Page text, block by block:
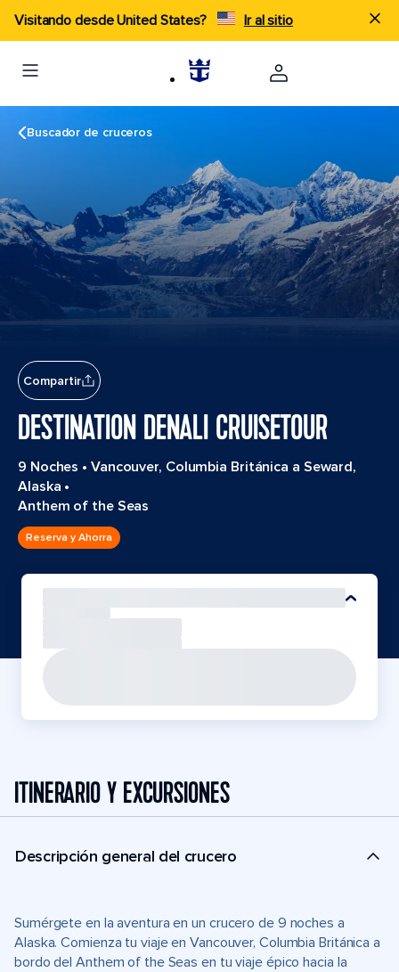
Visitando desde United States? Ir al sitio
Buscador de cruceros
Compartir
DESTINATION DENALI CRUISETOUR
9 Noches • Vancouver, Columbia Británica a Seward,
Alaska •
Anthem of the Seas
Reserva y Ahorra
ITINERARIO Y EXCURSIONES
Descripción general del crucero
Sumérgete en la aventura en un crucero de 9 noches a
Alaska. Comienza tu viaje en Vancouver, Columbia Británica a
bordo del Anthem of the Seas en tu viaje épico hacia la